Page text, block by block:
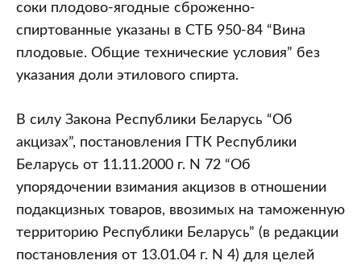
соки плодово-ягодные сброженно-
спиртованные указаны в СТБ 950-84 “Вина
плодовые. Общие технические условия” без
указания доли этилового спирта.
В силу Закона Республики Беларусь “Об
акцизах”, постановления ГТК Республики
Беларусь от 11.11.2000 г. N 72 “Об
упорядочении взимания акцизов в отношении
подакцизных товаров, ввозимых на таможенную
территорию Республики Беларусь” (в редакции
постановления от 13.01.04 г. N 4) для целей